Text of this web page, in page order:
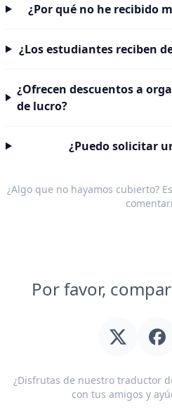
¿Por qué no he recibido
¿Los estudiantes reciben
¿Ofrecen descuentos a
de lucro?
¿Puedo solicitar
¿Algo que no hayamos cubierto?
Por favor,
¿Disfrutas de nuestro traductor
con tus amigos y